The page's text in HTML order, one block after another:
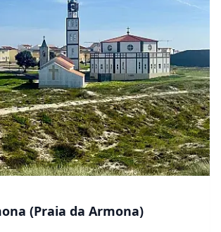
(Praia da Armona)